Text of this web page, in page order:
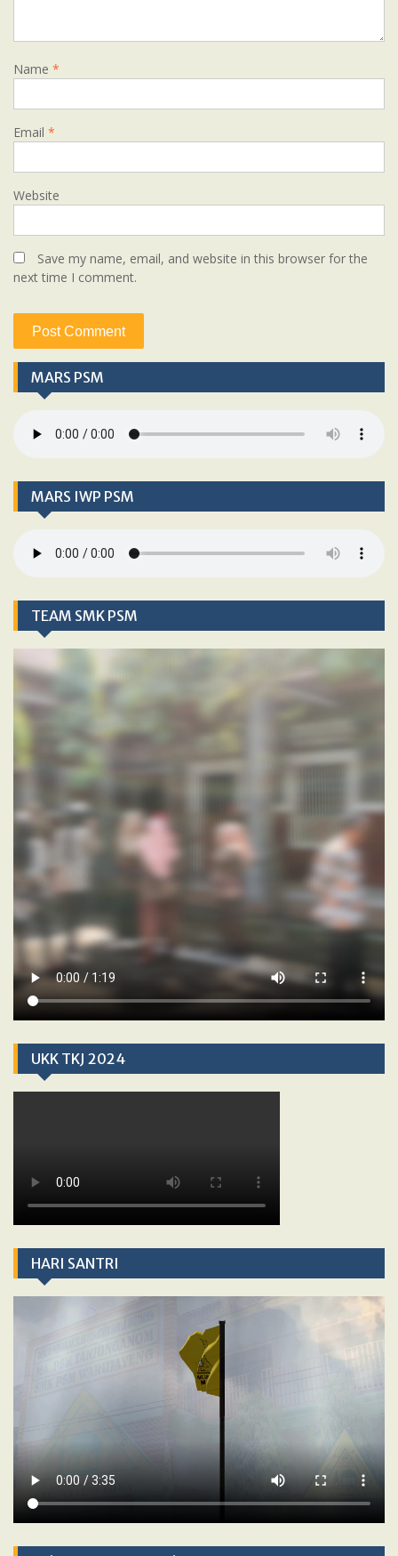
Name *
Email *
Website
Save my name, email, and website in this browser for the
next time I comment.
MARS PSM
MARS IWP PSM
TEAM SMK PSM
UKK TKJ 2024
HARI SANTRI